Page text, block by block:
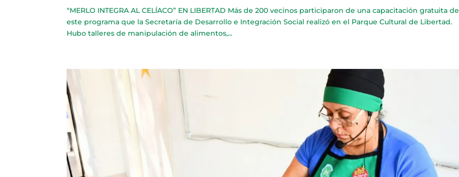
“MERLO INTEGRA AL CELÍACO” EN LIBERTAD Más de 200 vecinos participaron de una capacitación gratuita de
este programa que la Secretaría de Desarrollo e Integración Social realizó en el Parque Cultural de Libertad.
Hubo talleres de manipulación de alimentos,...